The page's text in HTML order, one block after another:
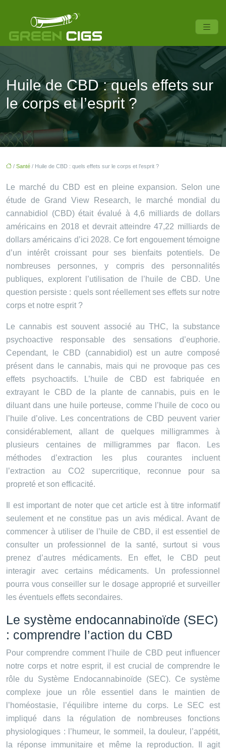
Huile de CBD : quels effets sur
le corps et l’esprit ?
/ Santé / Huile de CBD : quels effets sur le corps et l’esprit ?
Le marché du CBD est en pleine expansion. Selon une
étude de Grand View Research, le marché mondial du
cannabidiol (CBD) était évalué à 4,6 milliards de dollars
américains en 2018 et devrait atteindre 47,22 milliards de
dollars américains d’ici 2028. Ce fort engouement témoigne
d’un intérêt croissant pour ses bienfaits potentiels. De
nombreuses personnes, y compris des personnalités
publiques, explorent l’utilisation de l’huile de CBD. Une
question persiste : quels sont réellement ses effets sur notre
corps et notre esprit ?
Le cannabis est souvent associé au THC, la substance
psychoactive responsable des sensations d’euphorie.
Cependant, le CBD (cannabidiol) est un autre composé
présent dans le cannabis, mais qui ne provoque pas ces
effets psychoactifs. L’huile de CBD est fabriquée en
extrayant le CBD de la plante de cannabis, puis en le
diluant dans une huile porteuse, comme l’huile de coco ou
l’huile d’olive. Les concentrations de CBD peuvent varier
considérablement, allant de quelques milligrammes à
plusieurs centaines de milligrammes par flacon. Les
méthodes d’extraction les plus courantes incluent
l’extraction au CO2 supercritique, reconnue pour sa
propreté et son efficacité.
Il est important de noter que cet article est à titre informatif
seulement et ne constitue pas un avis médical. Avant de
commencer à utiliser de l’huile de CBD, il est essentiel de
consulter un professionnel de la santé, surtout si vous
prenez d’autres médicaments. En effet, le CBD peut
interagir avec certains médicaments. Un professionnel
pourra vous conseiller sur le dosage approprié et surveiller
les éventuels effets secondaires.
Le système endocannabinoïde (SEC)
: comprendre l’action du CBD
Pour comprendre comment l’huile de CBD peut influencer
notre corps et notre esprit, il est crucial de comprendre le
rôle du Système Endocannabinoïde (SEC). Ce système
complexe joue un rôle essentiel dans le maintien de
l’homéostasie, l’équilibre interne du corps. Le SEC est
impliqué dans la régulation de nombreuses fonctions
physiologiques : l’humeur, le sommeil, la douleur, l’appétit,
la réponse immunitaire et même la reproduction. Il agit